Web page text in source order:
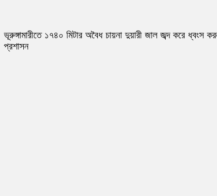
ভূরুঙ্গামারীতে ১৭৪০ মিটার অবৈধ চায়না দুয়ারী জাল জব্দ করে ধ্বংস
প্রশাসন